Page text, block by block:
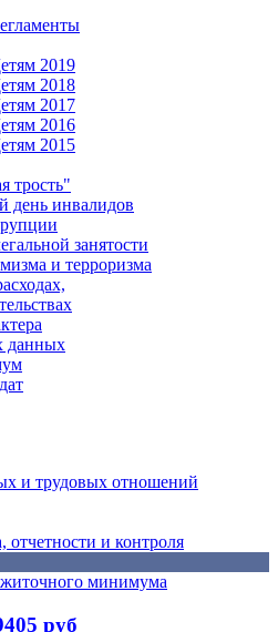
2019
2018
2017
2016
2015
трость"
день инвалидов
занятости
и терроризма
данных
и трудовых отношений
отчетности и контроля
минимума
руб